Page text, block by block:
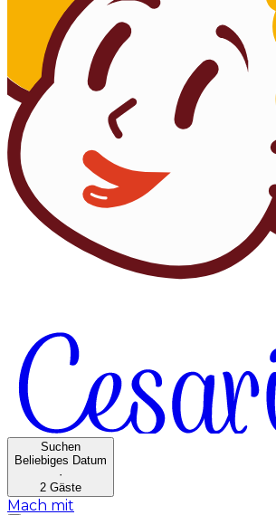
Suchen
Beliebiges Datum
·
2 Gäste
Mach mit